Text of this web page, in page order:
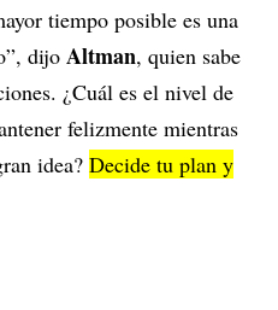
tiempo posible es una
dijo Altman, quien sabe
¿Cuál es el nivel de
felizmente mientras
idea? Decide tu plan y